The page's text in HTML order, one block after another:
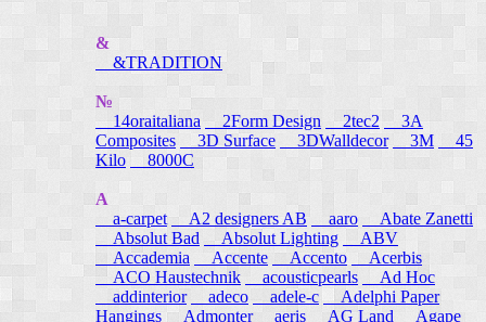
&
&TRADITION
№
14oraitaliana
2Form Design 2tec2
3A
Composites
3D Surface 3DWalldecor 3M
45
Kilo
8000C
A
a-carpet
A2 designers AB aaro
Abate Zanetti
Absolut Bad
Absolut Lighting
ABV
Accademia
Accente Accento
Acerbis
ACO Haustechnik
acousticpearls
Ad Hoc
addinterior
adeco adele-c
Adelphi Paper
Hangings Admonter aeris AG Land Agape